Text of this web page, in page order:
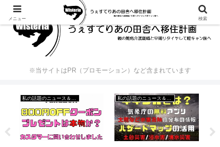
※当サイトはPR（プロモーション）など含まれています
私の話題のニュース＆出来事 私の話題のニュース＆出来事
メニュー 検索